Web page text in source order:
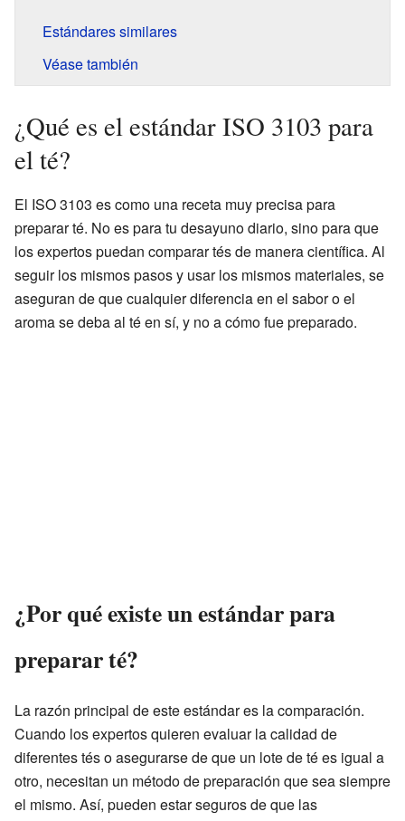
Estándares similares
Véase también
¿Qué es el estándar ISO 3103 para
el té?
El ISO 3103 es como una receta muy precisa para
preparar té. No es para tu desayuno diario, sino para que
los expertos puedan comparar tés de manera científica. Al
seguir los mismos pasos y usar los mismos materiales, se
aseguran de que cualquier diferencia en el sabor o el
aroma se deba al té en sí, y no a cómo fue preparado.
¿Por qué existe un estándar para
preparar té?
La razón principal de este estándar es la comparación.
Cuando los expertos quieren evaluar la calidad de
diferentes tés o asegurarse de que un lote de té es igual a
otro, necesitan un método de preparación que sea siempre
el mismo. Así, pueden estar seguros de que las